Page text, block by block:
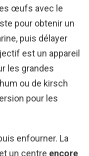
œufs avec le
pour obtenir un
puis délayer
est un appareil
les grandes
ou de kirsch
pour les
enfourner. La
et un centre encore